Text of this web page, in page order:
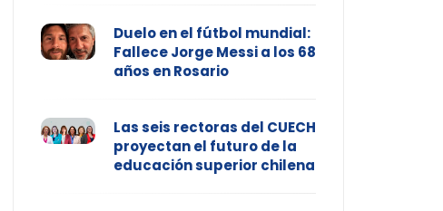
Duelo en el fútbol mundial:
Fallece Jorge Messi a los 68
años en Rosario
Las seis rectoras del CUECH
proyectan el futuro de la
educación superior chilena